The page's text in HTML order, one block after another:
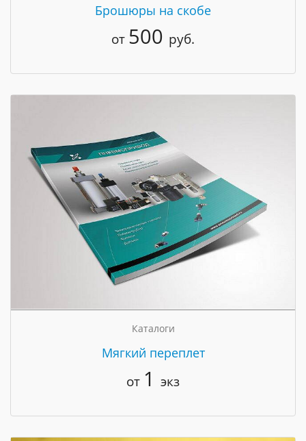
Брошюры на скобе
от 500 руб.
Каталоги
Мягкий переплет
от 1 экз